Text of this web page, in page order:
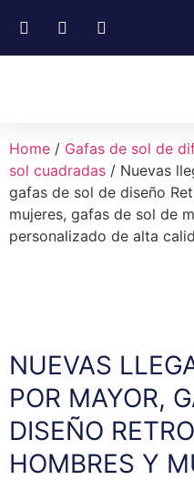
Home / Gafas de sol de
sol cuadradas / Nuevas
gafas de sol de diseño
mujeres, gafas de sol de
personalizado de alta
NUEVAS
POR MAYOR,
DISEÑO
HOMBRES Y